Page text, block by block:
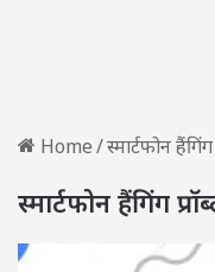
Home/स्मार्टफोन
स्मार्टफोन हैंगिंग